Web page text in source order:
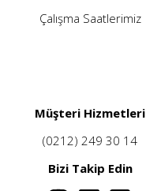
Çalışma Saatlerimiz
Müşteri Hizmetleri
(0212) 249 30 14
Bizi Takip Edin